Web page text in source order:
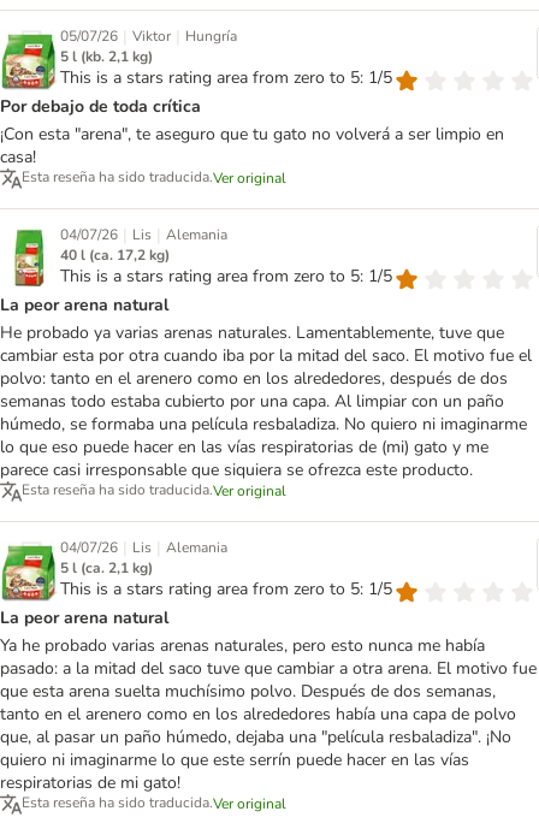
05/07/26 | Viktor | Hungría
5 l (kb. 2,1 kg)
This is a stars rating area from zero to 5: 1/5
Por debajo de toda crítica
¡Con esta "arena", te aseguro que tu gato no volverá a ser limpio en
casa!
Esta reseña ha sido traducida.Ver original
04/07/26 | Lis | Alemania
40 l (ca. 17,2 kg)
This is a stars rating area from zero to 5: 1/5
La peor arena natural
He probado ya varias arenas naturales. Lamentablemente, tuve que
cambiar esta por otra cuando iba por la mitad del saco. El motivo fue el
polvo: tanto en el arenero como en los alrededores, después de dos
semanas todo estaba cubierto por una capa. Al limpiar con un paño
húmedo, se formaba una película resbaladiza. No quiero ni imaginarme
lo que eso puede hacer en las vías respiratorias de (mi) gato y me
parece casi irresponsable que siquiera se ofrezca este producto.
Esta reseña ha sido traducida.Ver original
04/07/26 | Lis | Alemania
5 l (ca. 2,1 kg)
This is a stars rating area from zero to 5: 1/5
La peor arena natural
Ya he probado varias arenas naturales, pero esto nunca me había
pasado: a la mitad del saco tuve que cambiar a otra arena. El motivo fue
que esta arena suelta muchísimo polvo. Después de dos semanas,
tanto en el arenero como en los alrededores había una capa de polvo
que, al pasar un paño húmedo, dejaba una "película resbaladiza". ¡No
quiero ni imaginarme lo que este serrín puede hacer en las vías
respiratorias de mi gato!
Esta reseña ha sido traducida.Ver original